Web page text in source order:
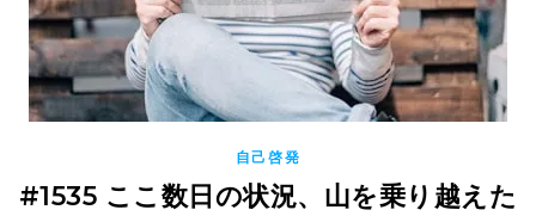
自己啓発
#1535 ここ数日の状況、山を乗り越えた